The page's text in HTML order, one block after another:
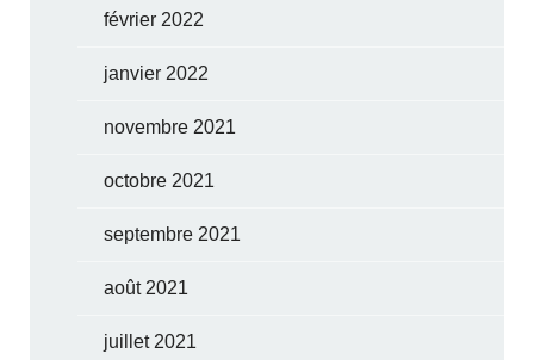
février 2022
janvier 2022
novembre 2021
octobre 2021
septembre 2021
août 2021
juillet 2021